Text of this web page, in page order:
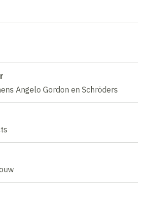
Angelo Gordon en Schröders